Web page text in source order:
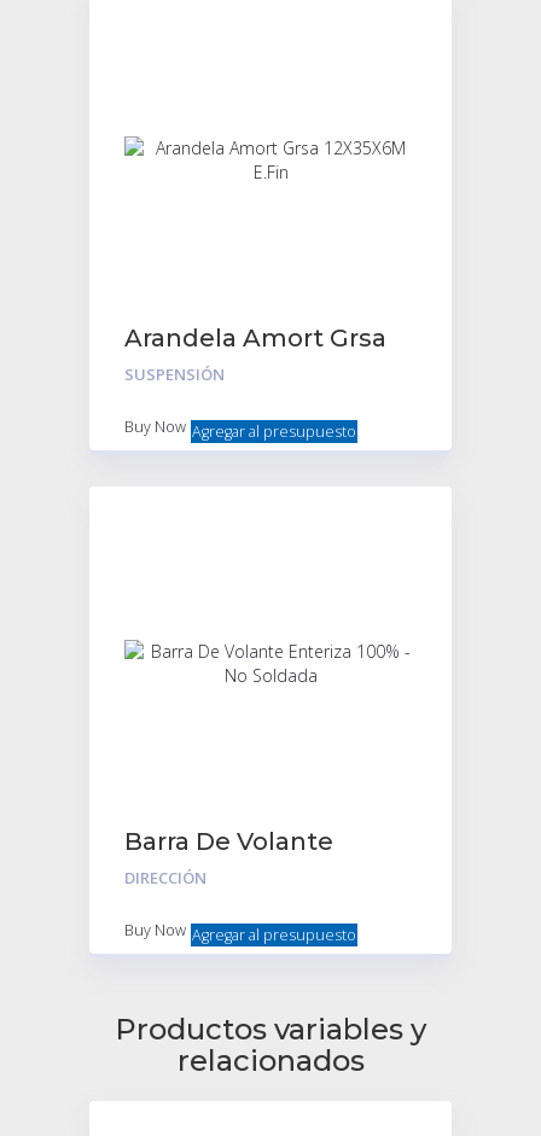
Arandela Amort Grsa
12X35X6M E.Fin
SUSPENSIÓN
Buy Now Agregar al presupuesto
Barra De Volante
Enteriza 100% – No
DIRECCIÓN
Buy Now Agregar al presupuesto
Productos variables y
relacionados